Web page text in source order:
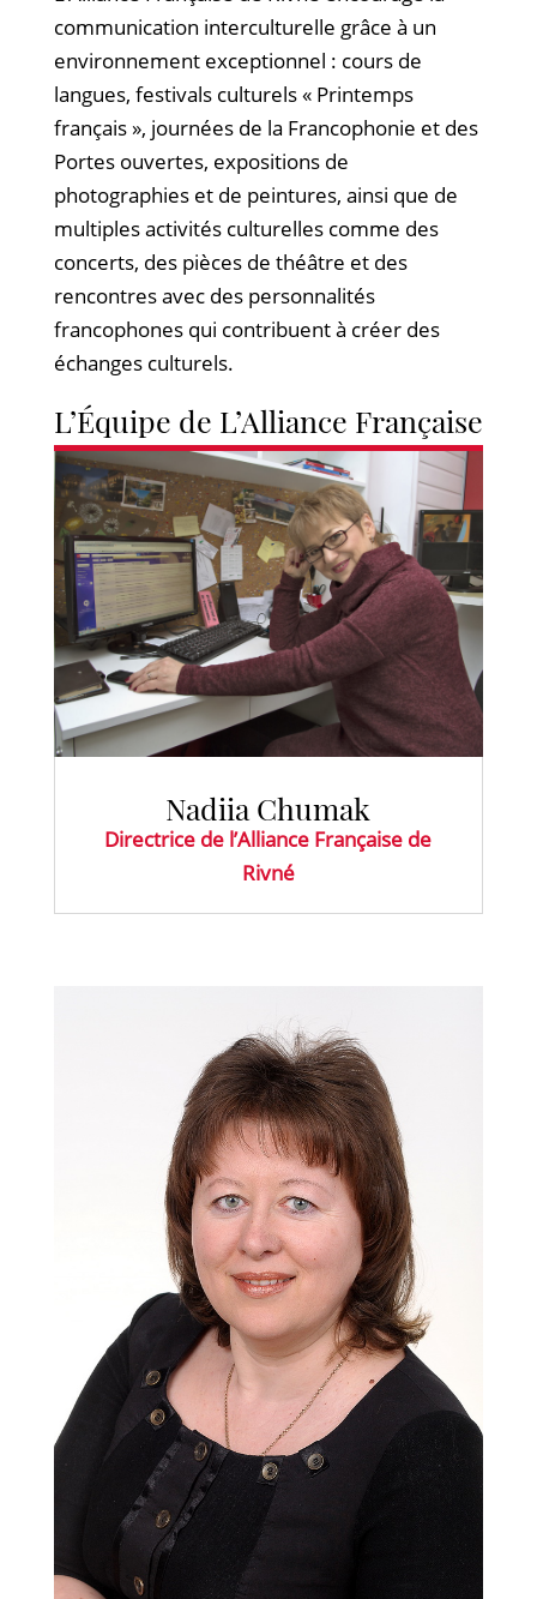
communication interculturelle grâce à un
environnement exceptionnel : cours de
langues, festivals culturels « Printemps
français », journées de la Francophonie et des
Portes ouvertes, expositions de
photographies et de peintures, ainsi que de
multiples activités culturelles comme des
concerts, des pièces de théâtre et des
rencontres avec des personnalités
francophones qui contribuent à créer des
échanges culturels.
L’Équipe de L’Alliance Française
Nadiia Chumak
Directrice de l’Alliance Française de
Rivné